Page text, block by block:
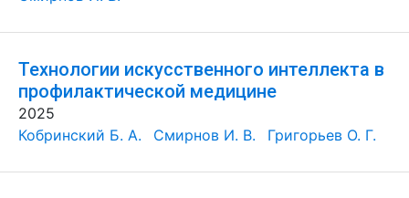
Технологии искусственного интеллекта в
профилактической медицине
2025
Кобринский Б. А.
Смирнов И. В. Григорьев О. Г.